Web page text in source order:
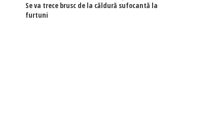
Se va trece brusc de la căldură sufocantă la
furtuni